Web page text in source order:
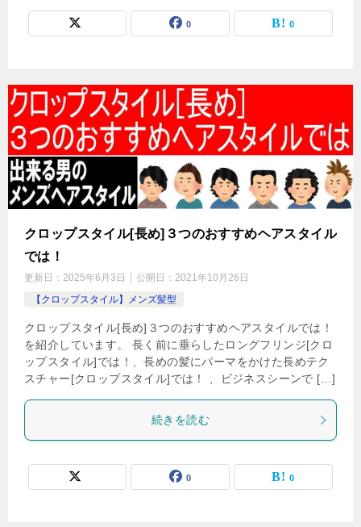
0 0
クロップスタイル[長め]３つのおすすめヘアスタイル
では！
更新日： 2025年6月3日 公開日： 2021年10月26日
【クロップスタイル】メンズ髪型
クロップスタイル[長め]３つのおすすめヘアスタイルでは！
を紹介しています。 長く前に垂らしたロングフリンジ[クロ
ップスタイル]では！、長めの髪にパーマをかけた長めテク
スチャー[クロップスタイル]では！ 、ビジネスシーンで […]
続きを読む
0 0